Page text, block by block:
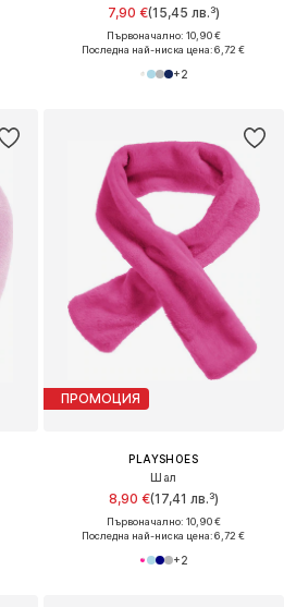
7,90 €(15,45 лв.³)
Първоначално: 10,90 €
Последна най-ниска цена:6,72 €
+2
ПРОМОЦИЯ
PLAYSHOES
Шал
8,90 €(17,41 лв.³)
Първоначално: 10,90 €
Последна най-ниска цена:6,72 €
+2